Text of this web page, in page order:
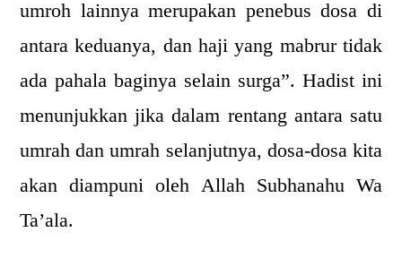
umroh lainnya merupakan penebus dosa di
antara keduanya, dan haji yang mabrur tidak
ada pahala baginya selain surga”. Hadist ini
menunjukkan jika dalam rentang antara satu
umrah dan umrah selanjutnya, dosa-dosa kita
akan diampuni oleh Allah Subhanahu Wa
Ta’ala.